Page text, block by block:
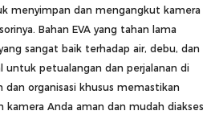
menyimpan dan mengangkut kamera
Bahan EVA yang tahan lama
sangat baik terhadap air, debu, dan
untuk petualangan dan perjalanan di
dan organisasi khusus memastikan
kamera Anda aman dan mudah diakses